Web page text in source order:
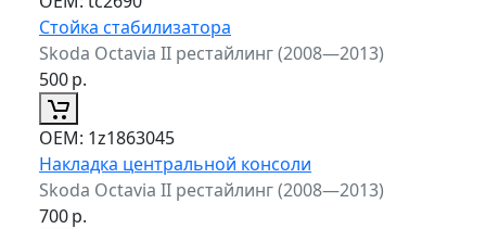
Стойка стабилизатора
Skoda Octavia II рестайлинг (2008—2013)
500р.
ОЕМ: 1z1863045
Накладка центральной консоли
Skoda Octavia II рестайлинг (2008—2013)
700р.